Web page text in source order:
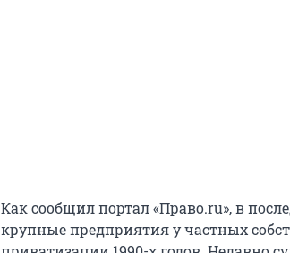
Как сообщил портал «Право.ru», в
крупные предприятия у частных